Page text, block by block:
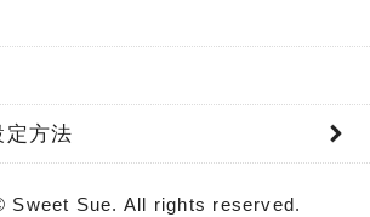
定方法
Sweet Sue. All rights reserved.